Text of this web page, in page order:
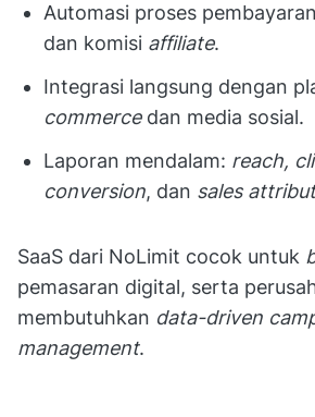
Automasi proses
dan komisi affiliate.
Integrasi langsung dengan
commercedan media sosial.
Laporan mendalam: reach,
conversion, dan sales
SaaS dari NoLimit cocok untuk
pemasaran digital, serta
membutuhkan data-driven
management.